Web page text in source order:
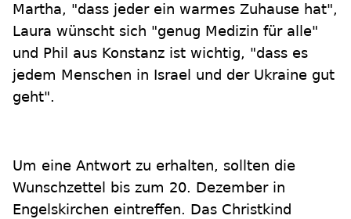
Martha, "dass jeder ein warmes Zuhause hat",
Laura wünscht sich "genug Medizin für alle"
und Phil aus Konstanz ist wichtig, "dass es
jedem Menschen in Israel und der Ukraine gut
geht".
Um eine Antwort zu erhalten, sollten die
Wunschzettel bis zum 20. Dezember in
Engelskirchen eintreffen. Das Christkind